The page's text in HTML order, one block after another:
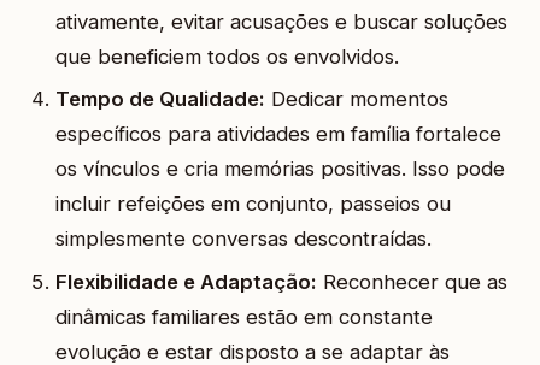
ativamente, evitar acusações e buscar soluções
que beneficiem todos os envolvidos.
Tempo de Qualidade: Dedicar momentos
específicos para atividades em família fortalece
os vínculos e cria memórias positivas. Isso pode
incluir refeições em conjunto, passeios ou
simplesmente conversas descontraídas.
Flexibilidade e Adaptação: Reconhecer que as
dinâmicas familiares estão em constante
evolução e estar disposto a se adaptar às